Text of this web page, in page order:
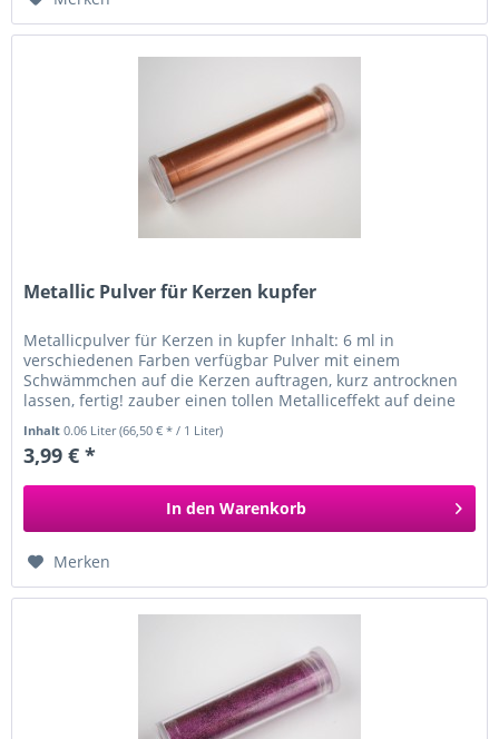
Metallic Pulver für Kerzen kupfer
Metallicpulver für Kerzen in kupfer Inhalt: 6 ml in
verschiedenen Farben verfügbar Pulver mit einem
Schwämmchen auf die Kerzen auftragen, kurz antrocknen
lassen, fertig! zauber einen tollen Metalliceffekt auf deine
Inhalt0.06 Liter(66,50 € * / 1 Liter)
3,99 € *
In den Warenkorb
Merken